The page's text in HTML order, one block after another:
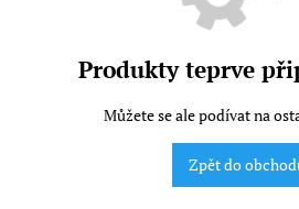
Produkty teprve
Můžete se ale podívat na
Zpět do